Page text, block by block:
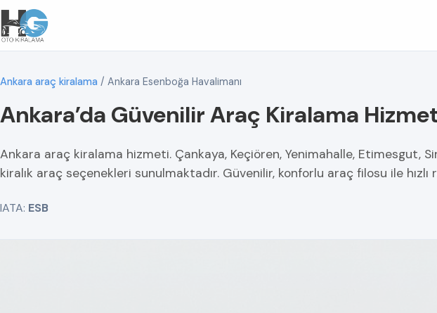
Ankara araç kiralama / Ankara Esenboğa Havalimanı
Ankara’da Güvenilir Araç Kiralama
Ankara araç kiralama hizmeti. Çankaya, Keçiören, Yenimahalle, Etimesgut,
kiralık araç seçenekleri sunulmaktadır. Güvenilir, konforlu araç filosu ile
IATA: ESB